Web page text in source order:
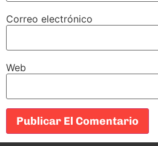
Correo electrónico
Web